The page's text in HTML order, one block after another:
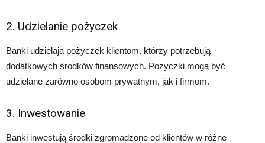
2. Udzielanie pożyczek
Banki udzielają pożyczek klientom, którzy potrzebują
dodatkowych środków finansowych. Pożyczki mogą być
udzielane zarówno osobom prywatnym, jak i firmom.
3. Inwestowanie
Banki inwestują środki zgromadzone od klientów w różne